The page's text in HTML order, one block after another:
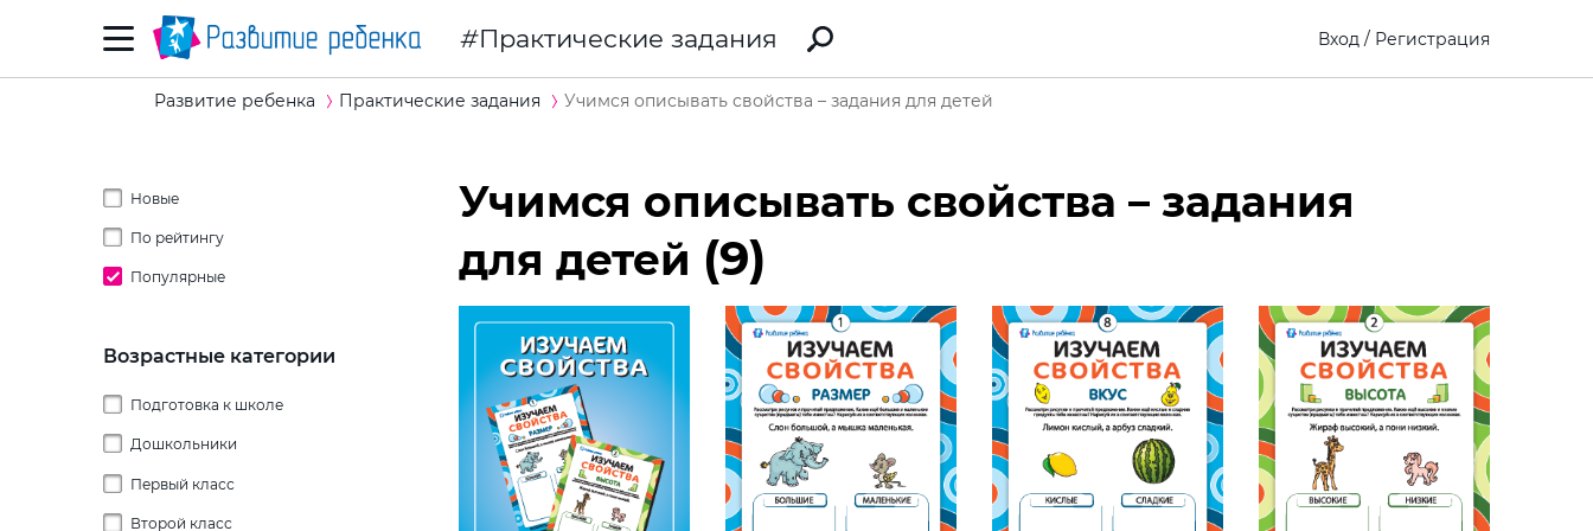
Практические задания Вход / Регистрация
Развитие ребенка Практические задания Учимся описывать свойства – задания для детей
Новые
По рейтингу
Популярные
Возрастные категории
Подготовка к школе
Дошкольники
2 года
3 года
Первый класс
Второй класс
Учимся описывать свойства – задания
для детей (9)